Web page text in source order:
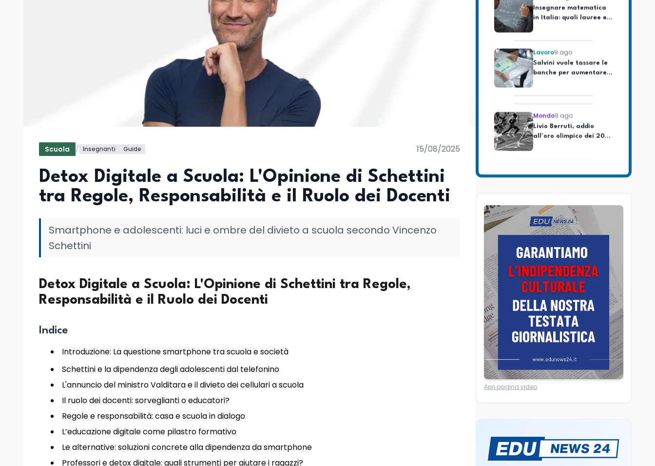
Scuola / Insegnanti Guide 15/08/2025
Detox Digitale a Scuola: L'Opinione di Schettini
tra Regole, Responsabilità e il Ruolo dei Docenti
Smartphone e adolescenti: luci e ombre del divieto a scuola secondo Vincenzo
Schettini
Detox Digitale a Scuola: L'Opinione di Schettini tra Regole,
Responsabilità e il Ruolo dei Docenti
Indice
Introduzione: La questione smartphone tra scuola e società
Schettini e la dipendenza degli adolescenti dal telefonino
L'annuncio del ministro Valditara e il divieto dei cellulari a scuola
Il ruolo dei docenti: sorveglianti o educatori?
Regole e responsabilità: casa e scuola in dialogo
L’educazione digitale come pilastro formativo
Le alternative: soluzioni concrete alla dipendenza da smartphone
Professori e detox digitale: quali strumenti per aiutare i ragazzi?
in Italia: quali lauree e
CFU servono per A-26 e
Lavoro9 ago
Salvini vuole tassare le
banche per aumentare
le pensioni: cosa cambia
Mondo9 ago
Livio Berruti, addio
all'oro olimpico dei 200
metri, eroe alle
Massimiliano Cencelli.
famoso "manuale" per la
spartizione delle
poltrone e del potere
Mondo 9 ago
La denuncia della
limonata e il dato ISTAT
ragazzi
Scuola9 ago
in Italia: quali lauree e
CFU servono per A-26 e
A-28
Lavoro 9 ago
Salvini vuole tassare le
banche per aumentare
le pensioni: cosa cambia
Mondo9 ago
Livio Berruti, addio
Si è spento a 90 anni
Massimiliano Cencelli.
Apri pagina video